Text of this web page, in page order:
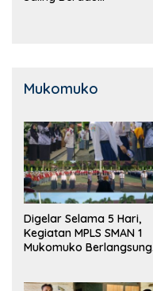
Mukomuko
Digelar Selama 5 Hari,
Kegiatan MPLS SMAN 1
Mukomuko Berlangsung